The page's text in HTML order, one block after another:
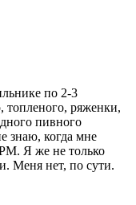
по 2-3
топленого, ряженки,
пивного
знаю, когда мне
Я же не только
Меня нет, по сути.